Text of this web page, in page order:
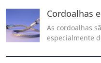
Cordoalhas
As cordoalhas
especialmente
indústria naval,